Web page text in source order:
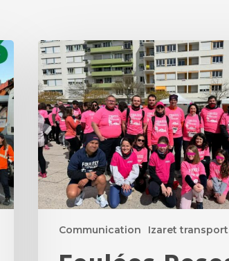
Communication Izaret
Foulées
Roses
du
Populaire
2026